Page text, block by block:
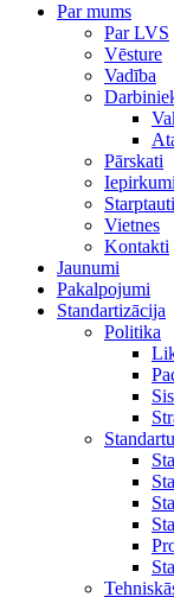
Par mums
Par LVS
Vēsture
Vadība
Pārskati
Iepirkumi
Vietnes
Kontakti
Jaunumi
Pakalpojumi
Standartizācija
Politika